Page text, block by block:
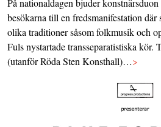
På nationaldagen bjuder
besökarna till en fredsmanifestation
olika traditioner såsom folkmusik och
Fuls nystartade transseparatistiska kör.
(utanför Röda Sten Konsthall)…>